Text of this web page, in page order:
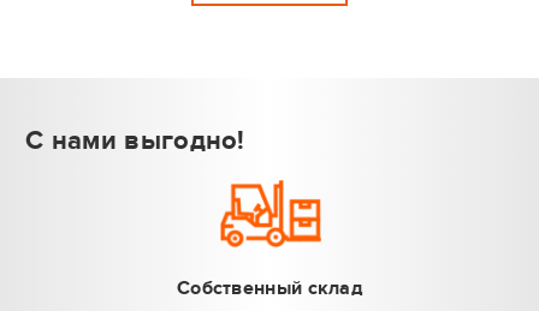
С нами выгодно!
Собственный склад